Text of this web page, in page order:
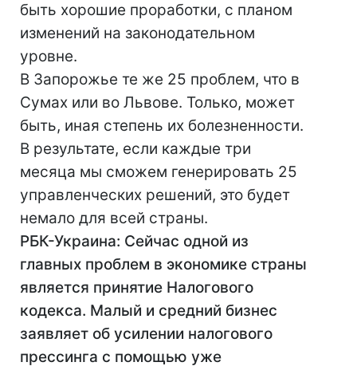
быть хорошие проработки, с планом
изменений на законодательном
уровне.
В Запорожье те же 25 проблем, что в
Сумах или во Львове. Только, может
быть, иная степень их болезненности.
В результате, если каждые три
месяца мы сможем генерировать 25
управленческих решений, это будет
немало для всей страны.
РБК-Украина: Сейчас одной из
главных проблем в экономике страны
является принятие Налогового
кодекса. Малый и средний бизнес
заявляет об усилении налогового
прессинга с помощью уже